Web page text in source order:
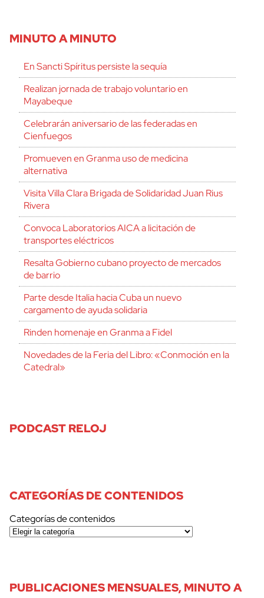
MINUTO A MINUTO
En Sancti Spíritus persiste la sequía
Realizan jornada de trabajo voluntario en
Mayabeque
Celebrarán aniversario de las federadas en
Cienfuegos
Promueven en Granma uso de medicina
alternativa
Visita Villa Clara Brigada de Solidaridad Juan Rius
Rivera
Convoca Laboratorios AICA a licitación de
transportes eléctricos
Resalta Gobierno cubano proyecto de mercados
de barrio
Parte desde Italia hacia Cuba un nuevo
cargamento de ayuda solidaria
Rinden homenaje en Granma a Fidel
Novedades de la Feria del Libro: «Conmoción en la
Catedral»
PODCAST RELOJ
CATEGORÍAS DE CONTENIDOS
Categorías de contenidos
PUBLICACIONES MENSUALES, MINUTO A